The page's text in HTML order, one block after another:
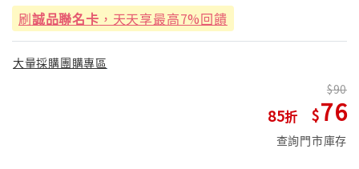
刷誠品聯名卡 ，天天享最高7%回饋
大量採購團購專區
85
90
76
查詢門市庫存